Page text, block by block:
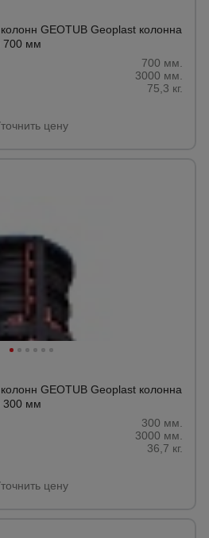
GEOTUB Geoplast колонна
700 мм
700 мм.
3000 мм.
75,3 кг.
цену
GEOTUB Geoplast колонна
300 мм
300 мм.
3000 мм.
36,7 кг.
цену